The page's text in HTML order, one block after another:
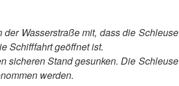
Wasserstraße mit, dass die Schleuse
Schifffahrt geöffnet ist.
sicheren Stand gesunken. Die Schleuse
werden.